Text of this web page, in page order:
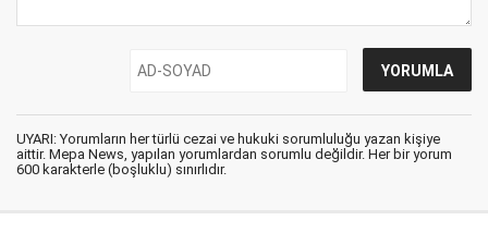
UYARI: Yorumların her türlü cezai ve hukuki sorumluluğu yazan kişiye
aittir. Mepa News, yapılan yorumlardan sorumlu değildir. Her bir yorum
600 karakterle (boşluklu) sınırlıdır.